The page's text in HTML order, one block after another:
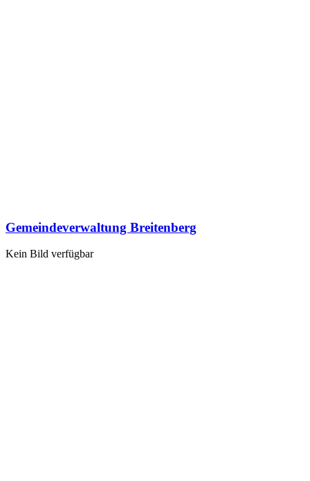
Gemeindeverwaltung Breitenberg
Kein Bild verfügbar